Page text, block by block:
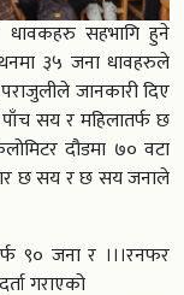
धावकहरु सहभागि हुने
३५ जना धावहरुले
पराजुलीले जानकारी दिए
सय र महिलातर्फ छ
दौडमा ७० वटा
छ सय र छ सय जनाले
९० जना र ।।।रनफर
गराएको